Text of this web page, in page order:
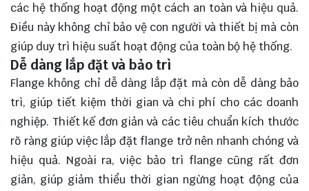
các hệ thống hoạt động một cách an toàn và hiệu quả.
Điều này không chỉ bảo vệ con người và thiết bị mà còn
giúp duy trì hiệu suất hoạt động của toàn bộ hệ thống.
Dễ dàng lắp đặt và bảo trì
Flange không chỉ dễ dàng lắp đặt mà còn dễ dàng bảo
trì, giúp tiết kiệm thời gian và chi phí cho các doanh
nghiệp. Thiết kế đơn giản và các tiêu chuẩn kích thước
rõ ràng giúp việc lắp đặt flange trở nên nhanh chóng và
hiệu quả. Ngoài ra, việc bảo trì flange cũng rất đơn
giản, giúp giảm thiểu thời gian ngừng hoạt động của